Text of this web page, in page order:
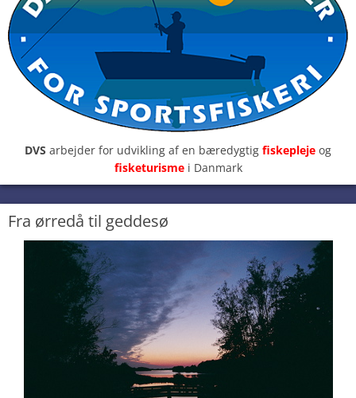
DVS arbejder for udvikling af en bæredygtig fiskepleje og
fisketurisme i Danmark
Fra ørredå til geddesø